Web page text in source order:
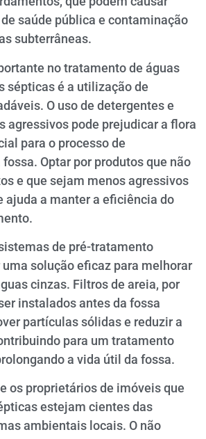
saúde pública e contaminação
subterrâneas.
no tratamento de águas
sépticas é a utilização de
O uso de detergentes e
agressivos pode prejudicar a flora
para o processo de
Optar por produtos que não
e que sejam menos agressivos
ajuda a manter a eficiência do
de pré-tratamento
solução eficaz para melhorar
cinzas. Filtros de areia, por
instalados antes da fossa
partículas sólidas e reduzir a
para um tratamento
a vida útil da fossa.
os proprietários de imóveis que
estejam cientes das
ambientais locais. O não